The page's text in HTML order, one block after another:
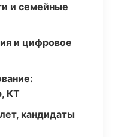
и семейные
и цифровое
КТ
кандидаты